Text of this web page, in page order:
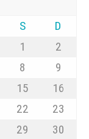
S
D
1
2
8
9
15
16
22
23
29
30